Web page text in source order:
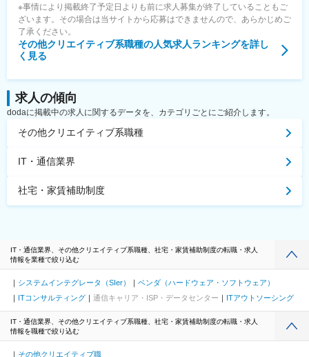
※事情により掲載終了予定日よりも前に求人募集が終了していることもご
ざいます。その場合は当サイトから応募はできませんので、あらかじめご
了承ください。
その他クリエイティブ系職種の人気求人ランキングを詳し
く見る
求人の傾向
dodaに掲載中の求人に関するデータを、カテゴリごとにご紹介します。
その他クリエイティブ系職種
IT・通信業界
社宅・家賃補助制度
IT・通信業界、その他クリエイティブ系職種、社宅・家賃補助制度の転職・求人
情報を業種で絞り込む
システムインテグレータ（SIer）
ベンダ（ハードウェア・ソフトウェア）
ITコンサルティング
通信キャリア・ISP・データセンター ITアウトソーシング
IT・通信業界、その他クリエイティブ系職種、社宅・家賃補助制度の転職・求人
情報を職種で絞り込む
その他クリエイティブ職